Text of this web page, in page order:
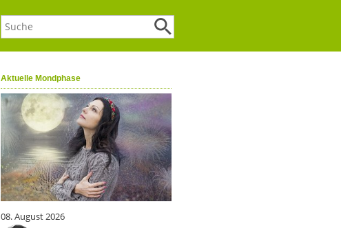
Aktuelle Mondphase
08. August 2026